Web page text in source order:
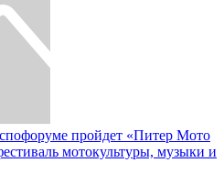
пройдет «Питер Мото
мотокультуры, музыки и